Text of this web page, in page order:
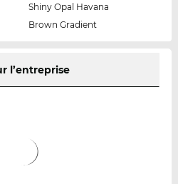
Shiny Opal Havana
Brown Gradient
l’entreprise